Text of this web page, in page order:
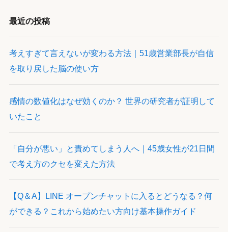
最近の投稿
考えすぎて言えないが変わる方法｜51歳営業部長が自信
を取り戻した脳の使い方
感情の数値化はなぜ効くのか？ 世界の研究者が証明して
いたこと
「自分が悪い」と責めてしまう人へ｜45歳女性が21日間
で考え方のクセを変えた方法
【Q＆A】LINE オープンチャットに入るとどうなる？何
ができる？これから始めたい方向け基本操作ガイド